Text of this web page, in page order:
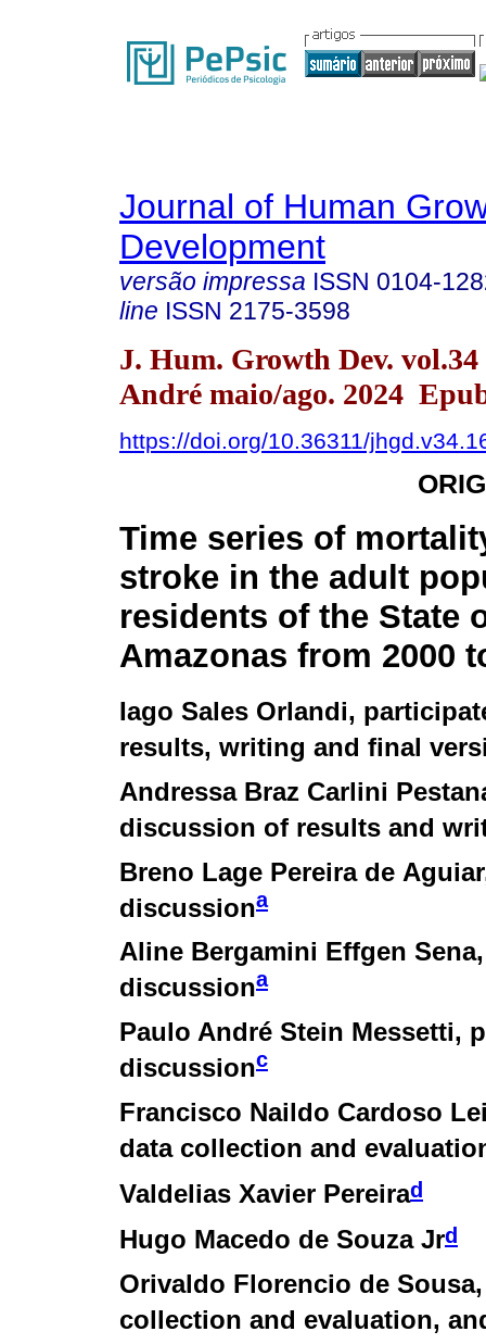
Journal of Human
Development
versão impressa ISSN 0104-
line ISSN 2175-3598
J. Hum. Growth Dev. vol.34
André maio/ago. 2024
https://doi.org/10.36311/
Time series of
stroke in the adult
residents of the State
Amazonas from 2000
Iago Sales Orlandi,
results, writing and final
Andressa Braz Carlini
discussion of results and
Breno Lage Pereira de Aguiar
discussiona
Aline Bergamini Effgen Sena
discussiona
Paulo André Stein Messetti,
discussionc
Francisco Naildo Cardoso
data collection and
Valdelias Xavier Pereirad
Hugo Macedo de Souza Jrd
Orivaldo Florencio de Sousa
collection and evaluation,